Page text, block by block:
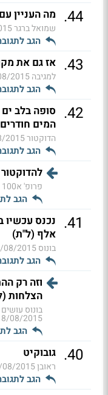
44
. מה העניין
שמואל ברגר
הגב
43
. אז גם את
למגיבה16:49
הגב
42
.
סופה בלב
המים
הדוקטור16:45
הגב
להדוקטור
פרופ' א100
הגב
41
.
אלף (ל"ת)
בונוס2015 16:37
הגב
הצלחות
בונוס
08/2015 16:54
הגב
40
. גובוקיט
ראובן2015 16:31
הגב